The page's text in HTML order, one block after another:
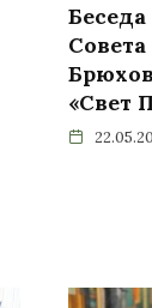
Совета
«Свет